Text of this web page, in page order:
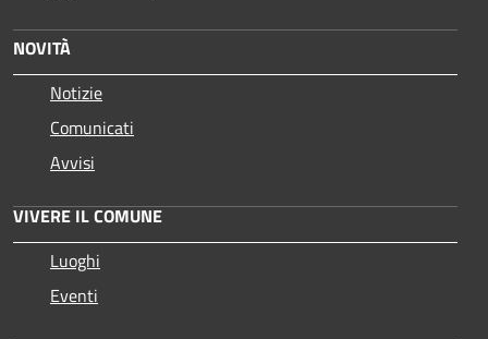
NOVITÀ
Notizie
Comunicati
Avvisi
VIVERE IL COMUNE
Luoghi
Eventi